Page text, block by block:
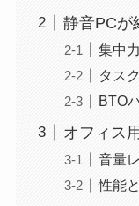
静音PCが
集中
タス
BTO
オフィス
音量
性能